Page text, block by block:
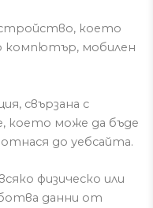
което
компютър, мобилен
свързана с
което може да бъде
отнася до уебсайта.
физическо или
данни от